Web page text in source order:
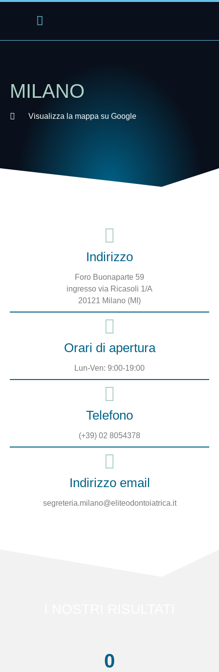
MILANO
Visualizza la mappa su Google
Indirizzo
Foro Buonaparte 59
ingresso via Ricasoli 1/A
20121 Milano (MI)
Orari di apertura
Lun-Ven: 9:00-19:00
Telefono
(+39) 02 8054378
Indirizzo email
segreteria.milano@eliteodontoiatrica.it
0